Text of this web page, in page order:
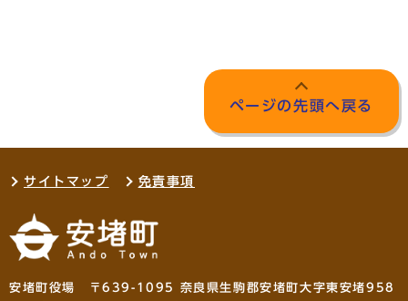
ページの先頭へ戻る
サイトマップ 免責事項
安堵町役場 〒639-1095 奈良県生駒郡安堵町大字東安堵958